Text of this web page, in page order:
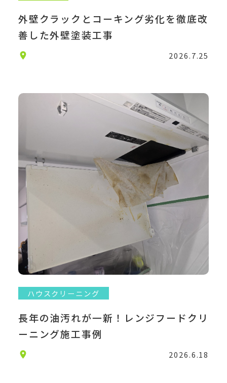
外壁クラックとコーキング劣化を徹底改
善した外壁塗装工事
2026.7.25
ハウスクリーニング
長年の油汚れが一新！レンジフードクリ
ーニング施工事例
2026.6.18